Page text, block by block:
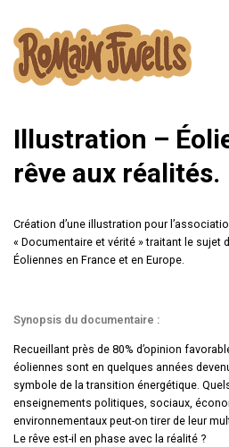
Illustration –
rêve aux réalités.
Création d’une illustration pour
« Documentaire et vérité » traitant le sujet
Éoliennes en France et en Europe.
Synopsis du documentaire :
Recueillant près de 80% d’opinion
éoliennes sont en quelques années
symbole de la transition énergétique.
enseignements politiques, sociaux,
environnementaux peut-on tirer de leur
Le rêve est-il en phase avec la réalité ?